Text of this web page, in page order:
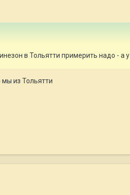
в Тольятти примерить надо - а
из Тольятти